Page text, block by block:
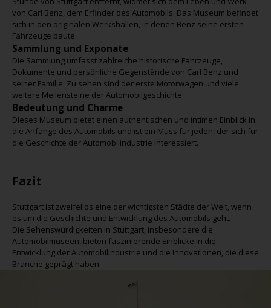
von Carl Benz, dem Erfinder des Automobils. Das Museum befindet
sich in den originalen Werkshallen, in denen Benz seine ersten
Fahrzeuge baute.
Sammlung und Exponate
Die Sammlung umfasst zahlreiche historische Fahrzeuge,
Dokumente und persönliche Gegenstände von Carl Benz und
seiner Familie. Zu sehen sind der erste Motorwagen und viele
weitere Meilensteine der Automobilgeschichte.
Bedeutung und Charme
Dieses Museum bietet einen authentischen und intimen Einblick in
die Anfänge des Automobils und ist ein Muss für jeden, der sich für
die Geschichte der Automobilindustrie interessiert.
Fazit
Stuttgart ist zweifellos eine der wichtigsten Städte der Welt, wenn
es um die Geschichte und Entwicklung des Automobils geht.
Die Sehenswürdigkeiten in Stuttgart, insbesondere die
Automobilmuseen, bieten faszinierende Einblicke in die
Entwicklung der Automobilindustrie und die Innovationen, die diese
Branche geprägt haben.